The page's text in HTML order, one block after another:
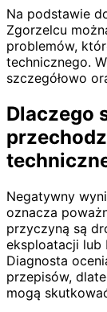
Na podstawie
Zgorzelcu
problemów,
technicznego.
szczegółowo
Dlaczego
Negatywny
oznacza
przyczyną są
eksploatacji lub
Diagnosta
przepisów,
mogą